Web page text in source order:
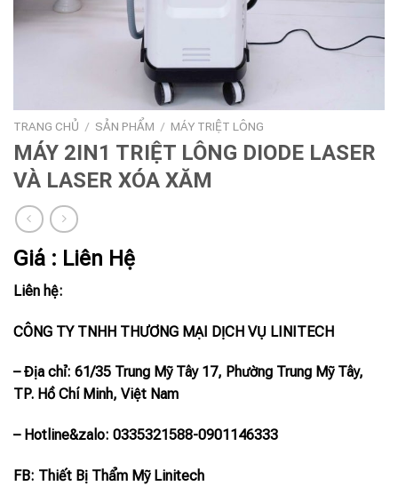
TRANG CHỦ / SẢN PHẨM / MÁY TRIỆT LÔNG
MÁY 2IN1 TRIỆT LÔNG DIODE LASER
VÀ LASER XÓA XĂM
Giá : Liên Hệ
Liên hệ:
CÔNG TY TNHH THƯƠNG MẠI DỊCH VỤ LINITECH
– Địa chỉ: 61/35 Trung Mỹ Tây 17, Phường Trung Mỹ Tây,
TP. Hồ Chí Minh, Việt Nam
– Hotline&zalo: 0335321588-0901146333
FB: Thiết Bị Thẩm Mỹ Linitech